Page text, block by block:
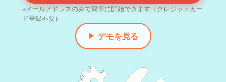
※メールアドレスのみで簡単に開始できます（クレジットカー
ド登録不要）
▶ デモを見る